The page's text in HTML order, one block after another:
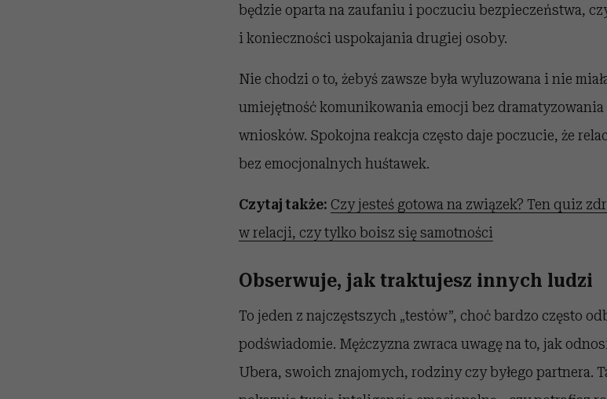
będzie oparta na zaufaniu i poczuciu bezpieczeństwa,
i konieczności uspokajania drugiej osoby.
Nie chodzi o to, żebyś zawsze była wyluzowana i nie
umiejętność komunikowania emocji bez
wniosków. Spokojna reakcja często daje poczucie, że
bez emocjonalnych huśtawek.
Czytaj także: Czy jesteś gotowa na związek? Ten quiz
w relacji, czy tylko boisz się samotności
Obserwuje, jak traktujesz innych ludzi
To jeden z najczęstszych „testów”, choć bardzo często
podświadomie. Mężczyzna zwraca uwagę na to, jak
Ubera, swoich znajomych, rodziny czy byłego partnera.